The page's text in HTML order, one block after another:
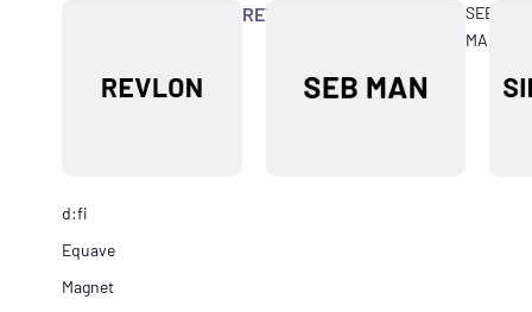
REVLON
d:fi
Equave
Magnet
SEB
MAN